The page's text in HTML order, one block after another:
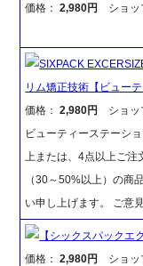
価格：2,980円 ショッ
SIXPACK
リム矯正技術【ビュー
価格：2,980円
ショッ
ビューティーステーシ
上または、4点以上ご注
（30～50%以上）の商
い申し上げます。 ご意
【シックスパックエ
価格：2,980円 ショッ